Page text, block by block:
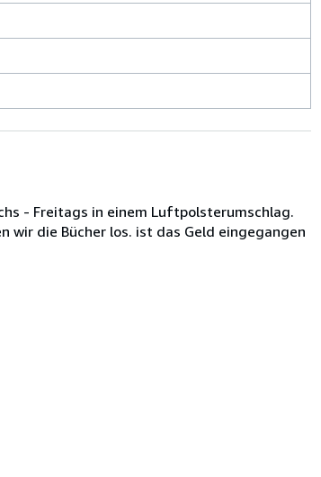
- Freitags in einem Luftpolsterumschlag.
wir die Bücher los. ist das Geld eingegangen